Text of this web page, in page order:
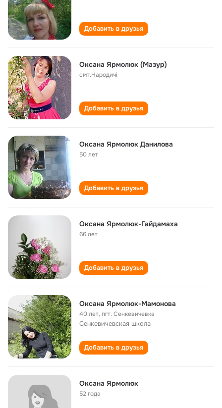
Добавить в друзья
Оксана Ярмолюк (Мазур)
смт.Народичі
Добавить в друзья
Оксана Ярмолюк Данилова
50 лет
Добавить в друзья
Оксана Ярмолюк-Гайдамаха
66 лет
Добавить в друзья
Оксана Ярмолюк-Мамонова
40 лет,пгт. Сенкевичевка
Сенкевичевская школа
Добавить в друзья
Оксана Ярмолюк
52 года